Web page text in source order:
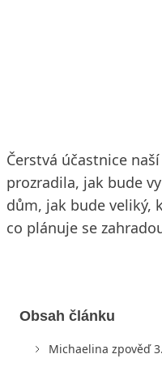
Čerstvá účastnice
prozradila, jak bude
dům, jak bude veliký,
co plánuje se
Obsah článku
Michaelina zpověď 3.